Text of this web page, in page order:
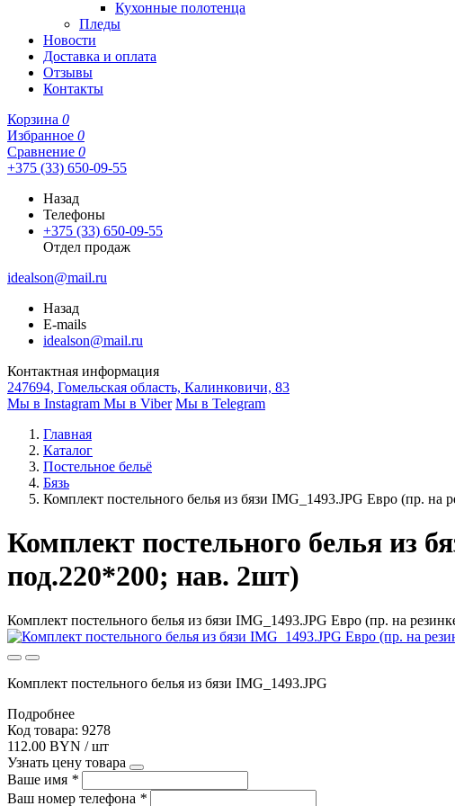
Кухонные полотенца
Пледы
Новости
Доставка и оплата
Отзывы
Контакты
Корзина 0
Избранное 0
Сравнение 0
+375 (33) 650-09-55
Назад
Телефоны
+375 (33) 650-09-55
Отдел продаж
idealson@mail.ru
Назад
E-mails
idealson@mail.ru
Контактная информация
247694, Гомельская область, Калинковичи, 83
Мы в Instagram Мы в Viber Мы в Telegram
Главная
Каталог
Постельное бельё
Бязь
Комплект постельного белья из бязи IMG_1493.JPG Евро (пр.
Комплект постельного белья из
под.220*200; нав. 2шт)
Комплект постельного белья из бязи IMG_1493.JPG Евро (пр. на
Комплект постельного белья из бязи IMG_1493.JPG
Подробнее
Код товара: 9278
112.00 BYN / шт
Узнать цену товара
Ваше имя *
Ваш номер телефона *